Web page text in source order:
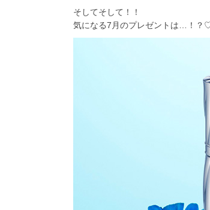
そしてそして！！
気になる7月のプレゼントは…！？